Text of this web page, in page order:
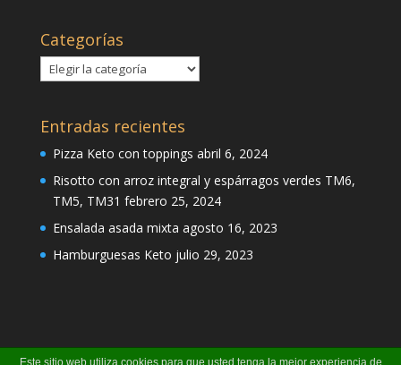
Categorías
Categorías
Entradas recientes
Pizza Keto con toppings abril 6, 2024
Risotto con arroz integral y espárragos verdes TM6,
TM5, TM31 febrero 25, 2024
Ensalada asada mixta agosto 16, 2023
Hamburguesas Keto julio 29, 2023
Este sitio web utiliza cookies para que usted tenga la mejor experiencia de